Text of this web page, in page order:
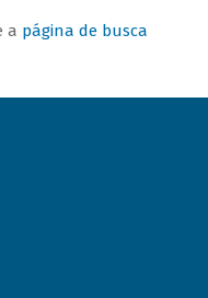
a página de busca